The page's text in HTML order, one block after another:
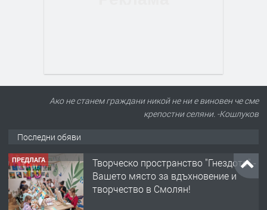
Ако не станем граждани никой не ни е виновен че сме
крепостни селяни. -Кошлуков
Последни обяви
ПРЕДЛАГА
Творческо пространство "Гнездото" -
Вашето място за вдъхновение и
творчество в Смолян!